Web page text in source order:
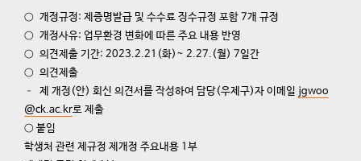
○ 개정규정: 제증명발급 및 수수료 징수규정 포함 7개 규정
○ 개정사유: 업무환경 변화에 따른 주요 내용 반영
○ 의견제출 기간: 2023.2.21(화)~ 2.27.(월) 7일간
○ 의견제출
– 제 개정(안) 회신 의견서를 작성하여 담당(우제구)자 이메일 jgwoo
@ck.ac.kr로 제출
○ 붙임
학생처 관련 제규정 제개정 주요내용 1부